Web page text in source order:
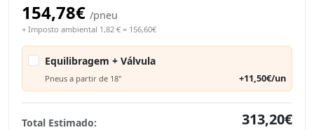
154,78€ /pneu
+ Imposto ambiental 1,82 € = 156,60€
Equilibragem + Válvula
Pneus a partir de 18" +11,50€/un
Total Estimado:
313,20€